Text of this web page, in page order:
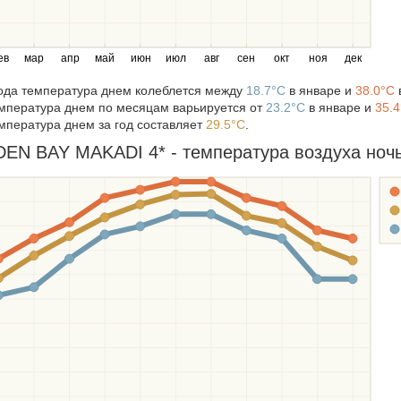
мар апр май июн июл авг сен окт ноя дек
температура днем колеблется между 18.7°C в январе и 38.0°C
днем по месяцам варьируется от 23.2°C в январе и
днем за год составляет 29.5°C
BAY MAKADI 4* - температура воздуха